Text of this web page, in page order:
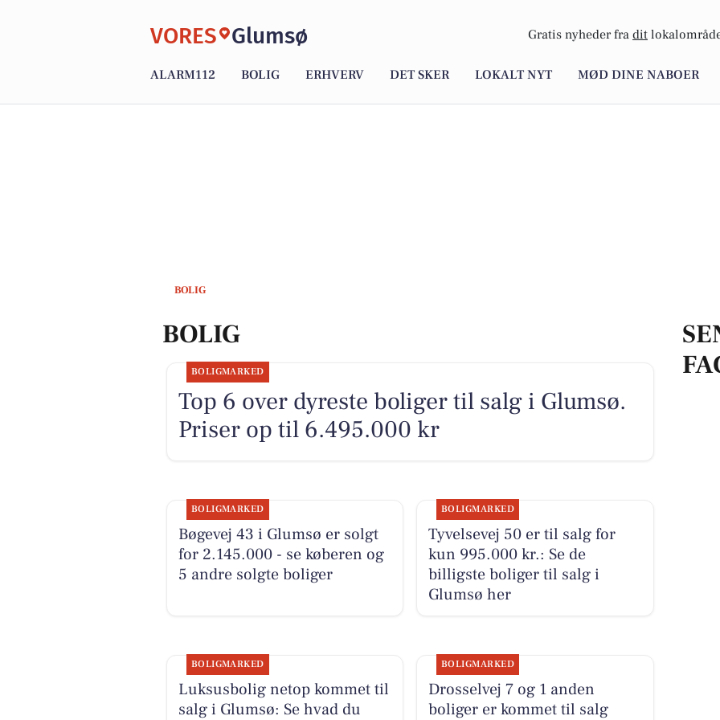
VORES Glumsø Gratis nyheder fra dit
ALARM112 BOLIG ERHVERV DET SKER LOKALT NYT MØD DINE NABOER
BOLIG
BOLIG
BOLIGMARKED
Top 6 over dyreste boliger til salg i Glumsø.
Priser op til 6.495.000 kr
BOLIGMARKED
Bøgevej 43 i Glumsø er solgt
for 2.145.000 - se køberen og
5 andre solgte boliger
BOLIGMARKED
Tyvelsevej 50 er til salg for
kun 995.000 kr.: Se de
billigste boliger til salg i
Glumsø her
BOLIGMARKED
Luksusbolig netop kommet til
salg i Glumsø: Se hvad du
BOLIGMARKED
Drosselvej 7 og 1 anden
boliger er kommet til salg